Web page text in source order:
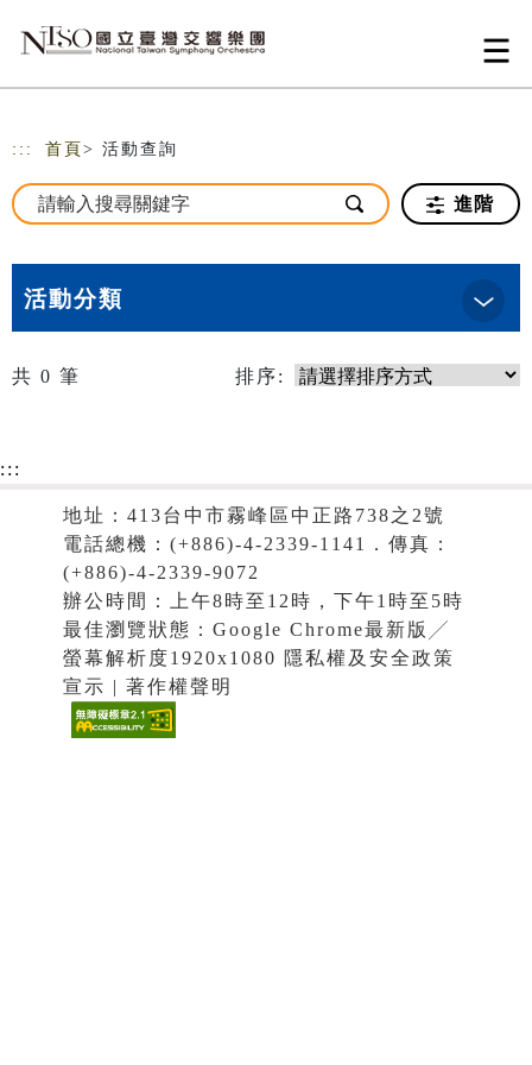
::: 首頁 > 活動查詢
進階
活動分類
共 0 筆 排序:
:::
地址：413台中市霧峰區中正路738之2號
電話總機：(+886)-4-2339-1141．傳真：
(+886)-4-2339-9072
辦公時間：上午8時至12時，下午1時至5時
最佳瀏覽狀態：Google Chrome最新版╱
螢幕解析度1920x1080 隱私權及安全政策
宣示 | 著作權聲明